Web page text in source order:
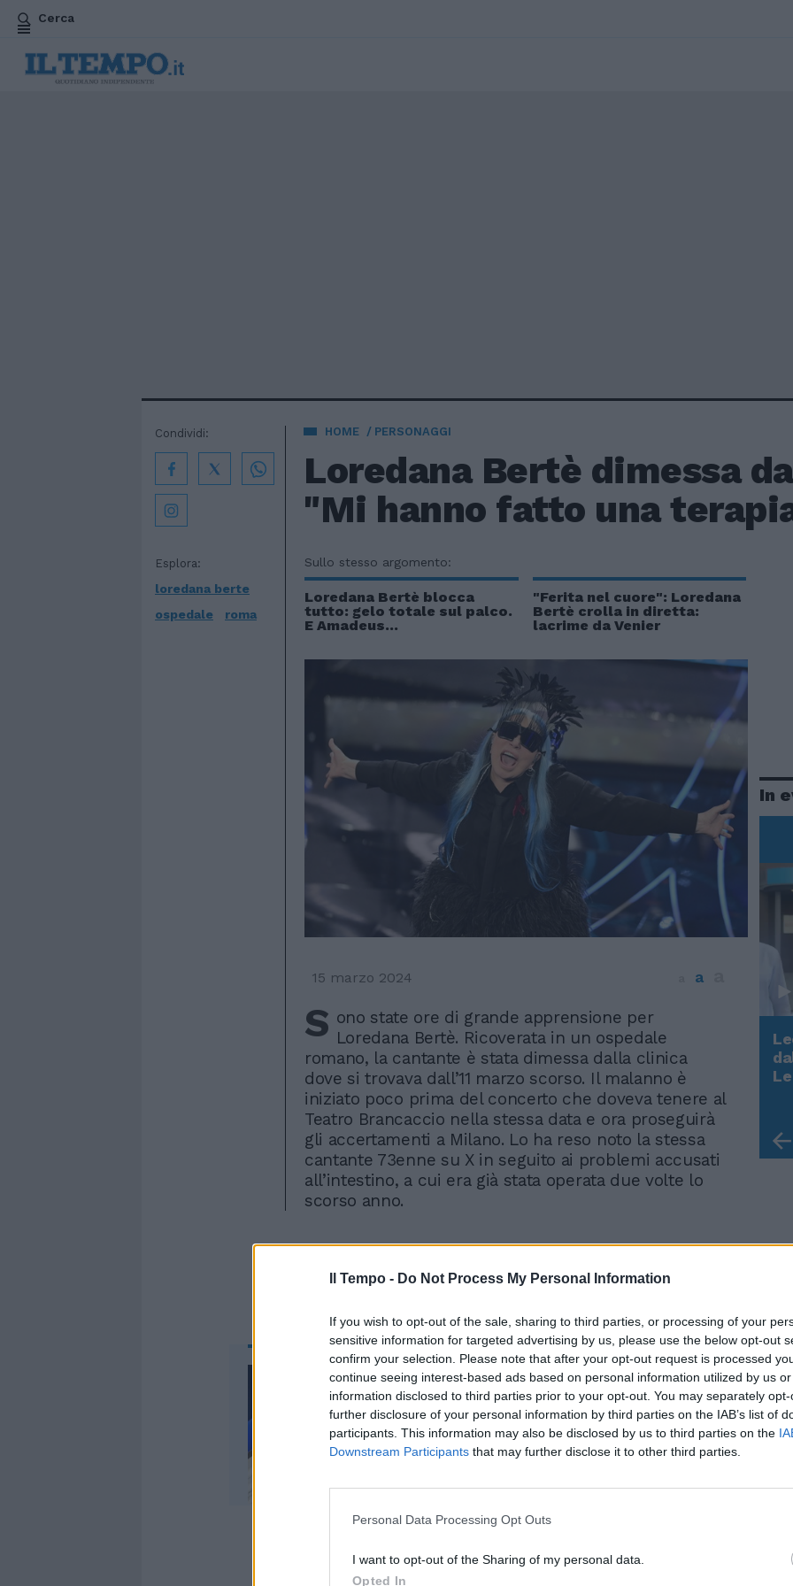
Il Tempo - Do Not Process My Personal Information
If you wish to opt-out of the sale, sharing to third parties, or processing of your
sensitive information for targeted advertising by us, please use the below opt-out
confirm your selection. Please note that after your opt-out request is processed
continue seeing interest-based ads based on personal information utilized by us
information disclosed to third parties prior to your opt-out. You may separately
further disclosure of your personal information by third parties on the IAB’s list of
participants. This information may also be disclosed by us to third parties on the
Downstream Participants that may further disclose it to other third parties.
Personal Data Processing Opt Outs
I want to opt-out of the Sharing of my personal data.
Opted In
Cerca
HOME PERSONAGGI
Loredana Bertè dimessa
"Mi hanno fatto una
Esplora:
loredana berte
ospedale
roma
Condividi:
Sullo stesso argomento:
Loredana Bertè blocca
tutto: gelo totale sul palco.
E Amadeus...
"Ferita nel cuore": Loredana
Bertè crolla in diretta:
lacrime da Venier
15 marzo 2024 a
S ono state ore di grande apprensione per
Loredana Bertè. Ricoverata in un ospedale
romano, la cantante è stata dimessa dalla clinica
dove si trovava dall’11 marzo scorso. Il malanno è
iniziato poco prima del concerto che doveva tenere al
Teatro Brancaccio nella stessa data e ora proseguirà
gli accertamenti a Milano. Lo ha reso noto la stessa
cantante 73enne su X in seguito ai problemi accusati
all’intestino, a cui era già stata operata due volte lo
scorso anno.
"Forte dolore"; Bertè
ricoverata d'urgenza per
un malore improvviso
In
Rudy Giuliani a Come States?
Trump, Meloni e la strategia
americana